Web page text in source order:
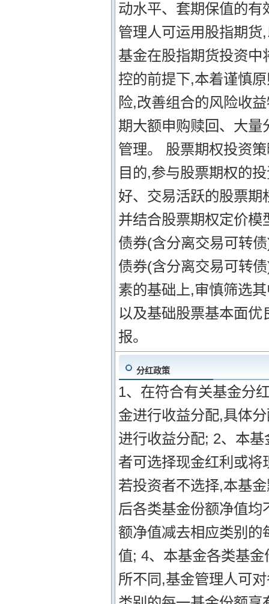
动水平、套期保值的
管理人可运用股指期
基金在股指期货投资
控的前提下,本着谨慎
险,改善组合的风险收
期大额申购赎回、大
管理。 股票期权投资
目的,参与股票期权的
好、交易活跃的股票
并结合股票期权定价
债券(含分离交易可转
债券(含分离交易可转
素的基础上,审慎筛选
以及基础股票基本面
报。
分红政策
1、在符合有关基金分
金进行收益分配,具体
进行收益分配; 2、本
者可选择现金红利或
若投资者不选择,本基
后各类基金份额净值
额净值减去相应类别
值; 4、本基金各类基
所不同,基金管理人可